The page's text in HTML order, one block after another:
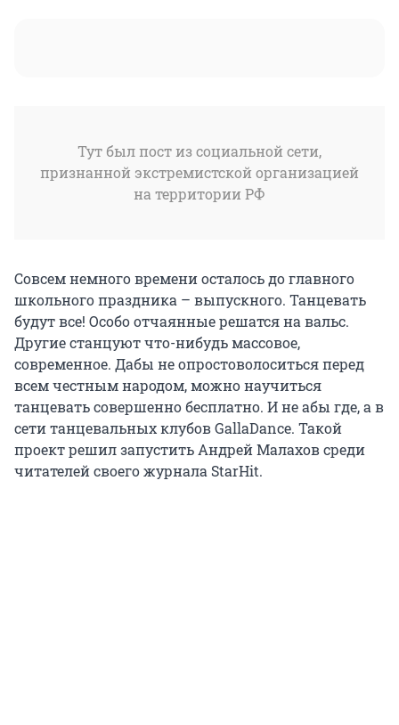
Тут был пост из социальной сети,
признанной экстремистской организацией
на территории РФ
Совсем немного времени осталось до главного
школьного праздника – выпускного. Танцевать
будут все! Особо отчаянные решатся на вальс.
Другие станцуют что-нибудь массовое,
современное. Дабы не опростоволоситься перед
всем честным народом, можно научиться
танцевать совершенно бесплатно. И не абы где, а в
сети танцевальных клубов GallaDance. Такой
проект решил запустить Андрей Малахов среди
читателей своего журнала StarHit.